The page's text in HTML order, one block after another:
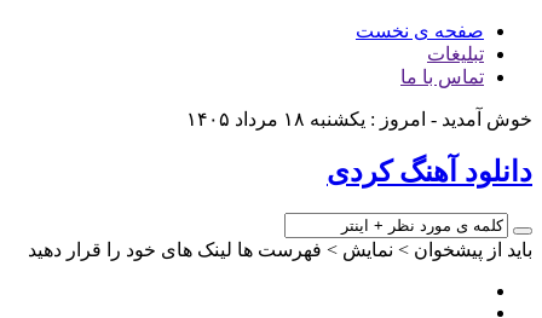
صفحه ی نخست
تبلیغات
تماس با ما
خوش آمدید - امروز : یکشنبه ۱۸ مرداد ۱۴۰۵
دانلود آهنگ کردی
باید از پیشخوان > نمایش > فهرست ها لینک های خود را قرار دهید